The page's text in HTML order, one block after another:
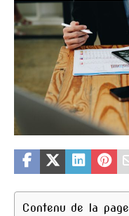
Contenu de la page